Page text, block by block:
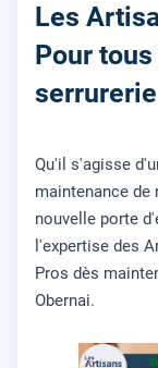
Les
Pour
serrurerie
Qu'il s'agisse
maintenance de
nouvelle porte
l'expertise des
Pros dès
Obernai.